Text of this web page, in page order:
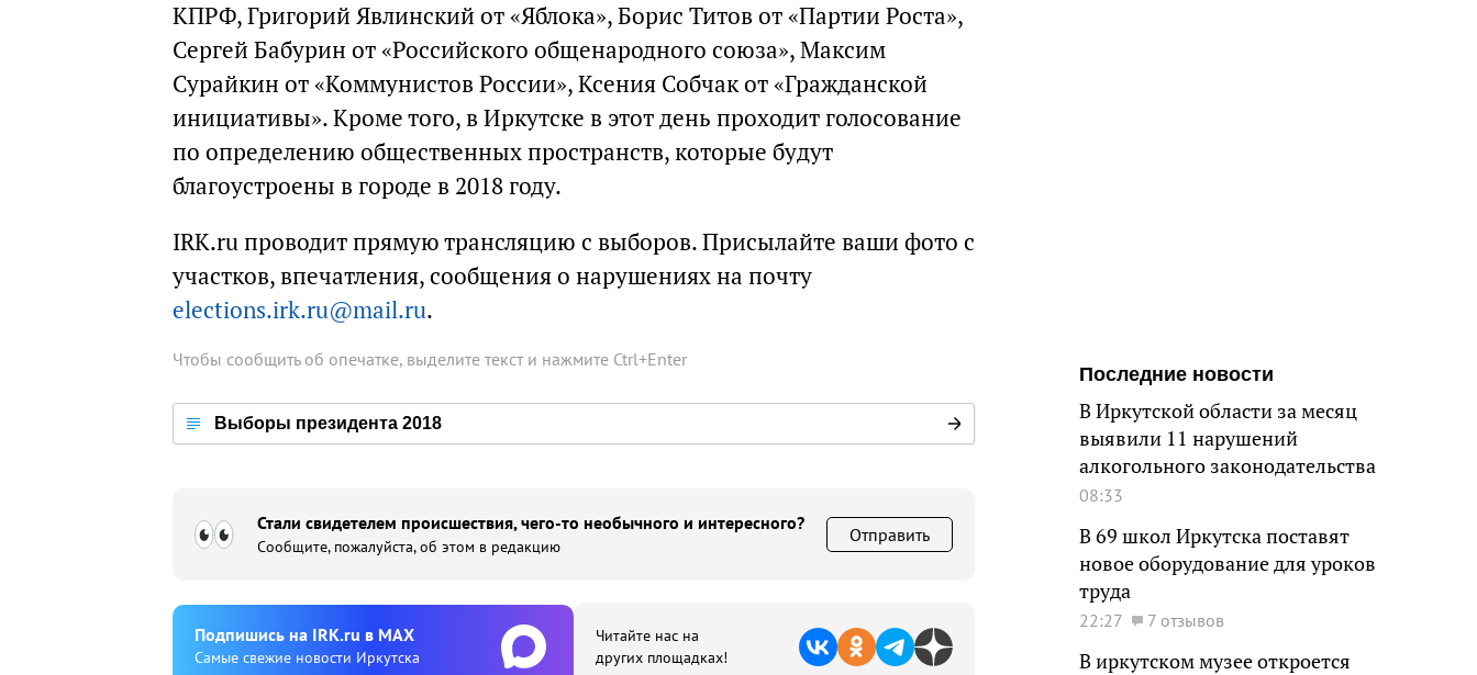
КПРФ, Григорий Явлинский от «Яблока», Борис Титов от «Партии Роста»,
Сергей Бабурин от «Российского общенародного союза», Максим
Сурайкин от «Коммунистов России», Ксения Собчак от «Гражданской
инициативы». Кроме того, в Иркутске в этот день проходит голосование
по определению общественных пространств, которые будут
благоустроены в городе в 2018 году.
IRK.ru проводит прямую трансляцию с выборов. Присылайте ваши фото с
участков, впечатления, сообщения о нарушениях на почту
elections.irk.ru@mail.ru.
Чтобы сообщить об опечатке, выделите текст и нажмите Ctrl+Enter
Выборы президента 2018
Стали свидетелем происшествия, чего-то необычного и интересного?
Сообщите, пожалуйста, об этом в редакцию
Отправить
Подпишиcь на IRK.ru в MAX
Cамые свежие новости Иркутска
Читайте нас на
других площадках!
Последние новости
В Иркутской области за месяц
выявили 11 нарушений
алкогольного законодательства
08:33
В 69 школ Иркутска поставят
новое оборудование для уроков
труда
22:27 7 отзывов
В иркутском музее откроется